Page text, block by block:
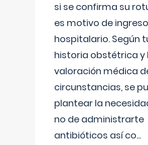
si se confirma su
es motivo de ingreso
hospitalario. Según
historia obstétrica y
valoración médica
circunstancias, se
plantear la
no de administrarte
antibióticos así co...